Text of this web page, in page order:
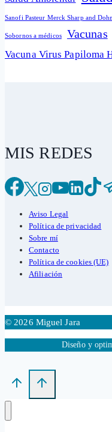
Sanofi Pasteur Merck Sharp and
Sobornos a médicos Vacunas
Vacuna Virus Papiloma
MIS REDES
Aviso Legal
Política de privacidad
Sobre mí
Contacto
Política de cookies (UE)
Afiliación
© 2026 Miguel Jara
Diseño y